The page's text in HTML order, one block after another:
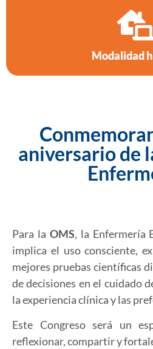
Modalidad
aniversario de
Para la OMS, la Enfermería
implica el uso consciente,
mejores pruebas científicas
de decisiones en el cuidado
la experiencia clínica y las
Este Congreso será un
reflexionar, compartir y